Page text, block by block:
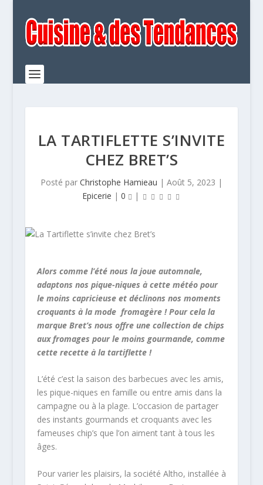
LA TARTIFLETTE S’INVITE
CHEZ BRET’S
Posté par Christophe Hamieau | Août 5, 2023 |
Epicerie |0 |
Alors comme l’été nous la joue automnale,
adaptons nos pique-niques à cette météo pour
le moins capricieuse et déclinons nos moments
croquants à la mode fromagère ! Pour cela la
marque Bret’s nous offre une collection de chips
aux fromages pour le moins gourmande, comme
cette recette à la tartiflette !
L’été c’est la saison des barbecues avec les amis,
les pique-niques en famille ou entre amis dans la
campagne ou à la plage. L’occasion de partager
des instants gourmands et croquants avec les
fameuses chip’s que l’on aiment tant à tous les
âges.
Pour varier les plaisirs, la société Altho, installée à